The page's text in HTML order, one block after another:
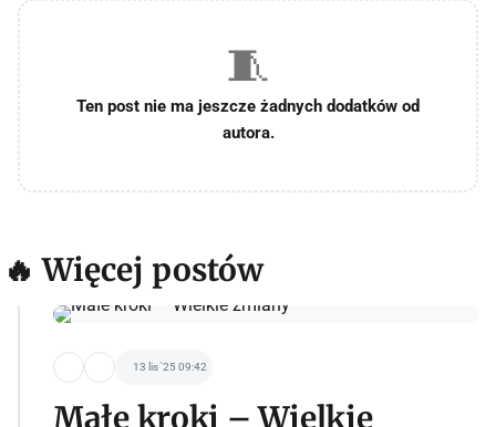
🧵
Ten post nie ma jeszcze żadnych dodatków od
autora.
🔥 Więcej postów
13 lis '25 09:42
Małe kroki – Wielkie